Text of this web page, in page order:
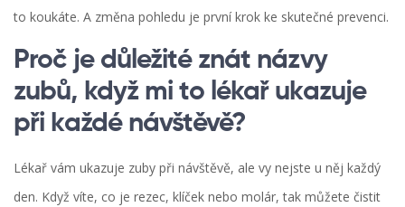
to koukáte. A změna pohledu je první krok ke skutečné prevenci.
Proč je důležité znát názvy
zubů, když mi to lékař ukazuje
při každé návštěvě?
Lékař vám ukazuje zuby při návštěvě, ale vy nejste u něj každý
den. Když víte, co je rezec, klíček nebo molár, tak můžete čistit